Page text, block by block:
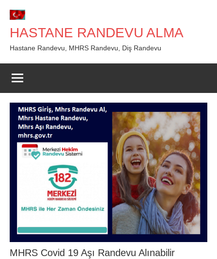
geç
HASTANE RANDEVU ALMA
Hastane Randevu, MHRS Randevu, Diş Randevu
MHRS Covid 19 Aşı Randevu Alınabilir